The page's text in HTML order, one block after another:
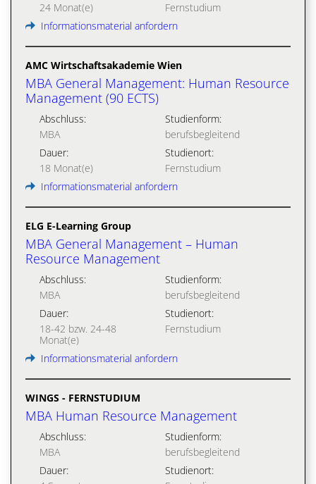
24 Monat(e)
Fernstudium
Informationsmaterial anfordern
AMC Wirtschaftsakademie Wien
MBA General Management: Human Resource
Management (90 ECTS)
Abschluss:
MBA
Studienform:
berufsbegleitend
Dauer:
18 Monat(e)
Studienort:
Fernstudium
Informationsmaterial anfordern
ELG E-Learning Group
MBA General Management – Human
Resource Management
Abschluss:
MBA
Studienform:
berufsbegleitend
Dauer:
18-42 bzw. 24-48
Monat(e)
Studienort:
Fernstudium
Informationsmaterial anfordern
WINGS - FERNSTUDIUM
MBA Human Resource Management
Abschluss:
MBA
Studienform:
berufsbegleitend
Dauer:
Studienort: